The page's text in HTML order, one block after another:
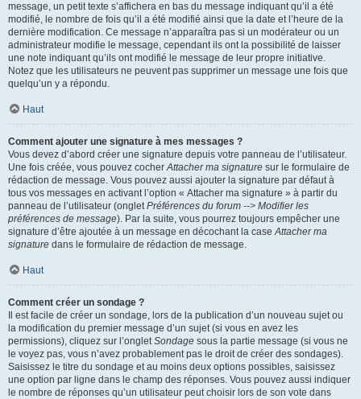
message, un petit texte s’affichera en bas du message indiquant qu’il a été
modifié, le nombre de fois qu’il a été modifié ainsi que la date et l’heure de la
dernière modification. Ce message n’apparaîtra pas si un modérateur ou un
administrateur modifie le message, cependant ils ont la possibilité de laisser
une note indiquant qu’ils ont modifié le message de leur propre initiative.
Notez que les utilisateurs ne peuvent pas supprimer un message une fois que
quelqu’un y a répondu.
Haut
Comment ajouter une signature à mes messages ?
Vous devez d’abord créer une signature depuis votre panneau de l’utilisateur.
Une fois créée, vous pouvez cocherAttacher ma signature sur le formulaire de
rédaction de message. Vous pouvez aussi ajouter la signature par défaut à
tous vos messages en activant l’option « Attacher ma signature » à partir du
panneau de l’utilisateur (ongletPréférences du forum --> Modifier les
préférences de message). Par la suite, vous pourrez toujours empêcher une
signature d’être ajoutée à un message en décochant la caseAttacher ma
signature dans le formulaire de rédaction de message.
Haut
Comment créer un sondage ?
Il est facile de créer un sondage, lors de la publication d’un nouveau sujet ou
la modification du premier message d’un sujet (si vous en avez les
permissions), cliquez sur l’ongletSondage sous la partie message (si vous ne
le voyez pas, vous n’avez probablement pas le droit de créer des sondages).
Saisissez le titre du sondage et au moins deux options possibles, saisissez
une option par ligne dans le champ des réponses. Vous pouvez aussi indiquer
le nombre de réponses qu’un utilisateur peut choisir lors de son vote dans